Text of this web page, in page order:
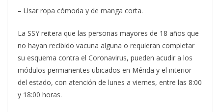
– Usar ropa cómoda y de manga corta.
La SSY reitera que las personas mayores de 18 años que
no hayan recibido vacuna alguna o requieran completar
su esquema contra el Coronavirus, pueden acudir a los
módulos permanentes ubicados en Mérida y el interior
del estado, con atención de lunes a viernes, entre las 8:00
y 18:00 horas.